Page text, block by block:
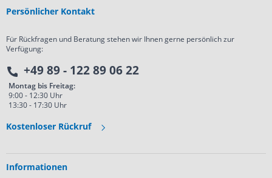
Persönlicher Kontakt
Für Rückfragen und Beratung stehen wir Ihnen gerne persönlich zur
Verfügung:
+49 89 - 122 89 06 22
Montag bis Freitag:
9:00 - 12:30 Uhr
13:30 - 17:30 Uhr
Kostenloser Rückruf
Informationen